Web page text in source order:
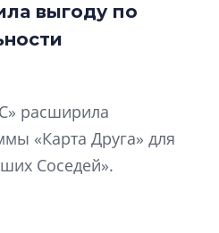
выгоду по
расширила
«Карта Друга» для
Соседей».